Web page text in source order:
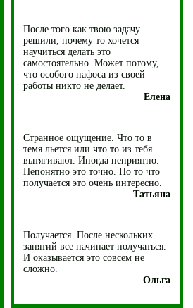
После того как твою задачу
решили, почему то хочется
научиться делать это
самостоятельно. Может потому,
что особого пафоса из своей
работы никто не делает.
Елена
Странное ощущение. Что то в
темя льется или что то из тебя
вытягивают. Иногда неприятно.
Непонятно это точно. Но то что
получается это очень интересно.
Татьяна
Получается. После нескольких
занятий все начинает получаться.
И оказывается это совсем не
сложно.
Ольга